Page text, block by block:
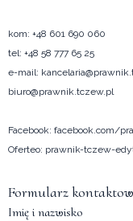
kom: +48 601 690 060
tel: +48 58 777 65 25
e-mail:
biuro@prawnik.tczew.pl
Facebook: facebook.com/
Oferteo: prawnik-tczew-
Formularz
Imię i nazwisko